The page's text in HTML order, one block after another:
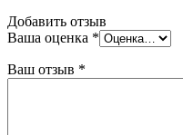
Добавить отзыв
Ваша оценка *
Ваш отзыв *